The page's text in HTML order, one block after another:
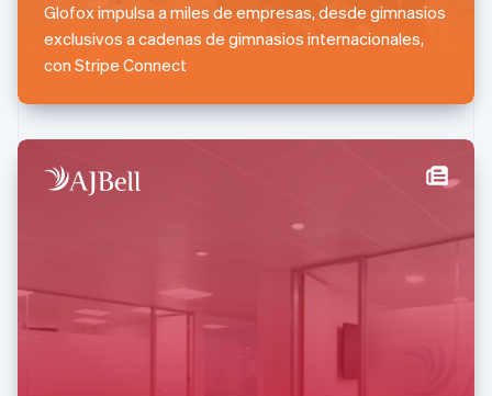
Glofox impulsa a miles de empresas, desde gimnasios
exclusivos a cadenas de gimnasios internacionales,
con Stripe Connect
Lituania
English
Luxemburgo
Malasia
English
México
English
Países Bajos